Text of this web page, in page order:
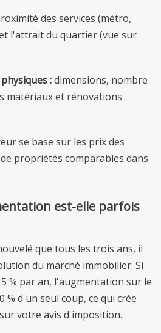
des services (métro,
l'attrait du quartier (vue sur
:dimensions, nombre
matériaux et rénovations
se base sur les prix des
propriétés comparables dans
est-elle parfois
que tous les trois ans, il
du marché immobilier. Si
% par an, l'augmentation sur le
d'un seul coup, ce qui crée
votre avis d'imposition.